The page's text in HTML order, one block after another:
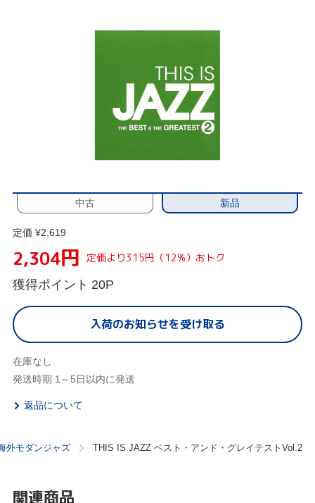
中古 新品
定価 ¥2,619
2,304円 定価より315円（12%）おトク
獲得ポイント 20P
入荷のお知らせを受け取る
在庫なし
発送時期 1～5日以内に発送
返品について
外モダンジャズ THIS IS JAZZ ベスト・アンド・グレイテストVol.2
関連商品